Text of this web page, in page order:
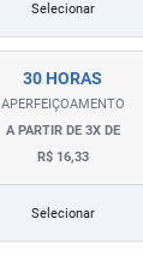
Selecionar
30 HORAS
APERFEIÇOAMENTO
A PARTIR DE 3X DE
R$ 16,33
Selecionar